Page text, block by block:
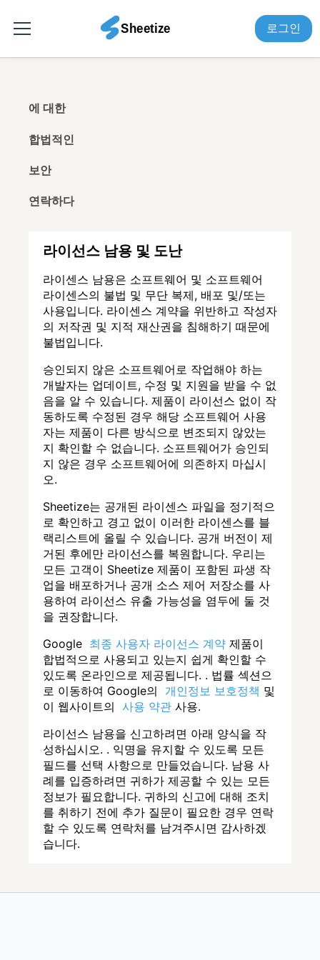
로그인
에 대한
합법적인
보안
연락하다
라이선스 남용 및 도난
라이센스 남용은 소프트웨어 및 소프트웨어
라이센스의 불법 및 무단 복제, 배포 및/또는
사용입니다. 라이센스 계약을 위반하고 작성자
의 저작권 및 지적 재산권을 침해하기 때문에
불법입니다.
승인되지 않은 소프트웨어로 작업해야 하는
개발자는 업데이트, 수정 및 지원을 받을 수 없
음을 알 수 있습니다. 제품이 라이선스 없이 작
동하도록 수정된 경우 해당 소프트웨어 사용
자는 제품이 다른 방식으로 변조되지 않았는
지 확인할 수 없습니다. 소프트웨어가 승인되
지 않은 경우 소프트웨어에 의존하지 마십시
오.
Sheetize는 공개된 라이센스 파일을 정기적으
로 확인하고 경고 없이 이러한 라이센스를 블
랙리스트에 올릴 수 있습니다. 공개 버전이 제
거된 후에만 라이선스를 복원합니다. 우리는
모든 고객이 Sheetize 제품이 포함된 파생 작
업을 배포하거나 공개 소스 제어 저장소를 사
용하여 라이선스 유출 가능성을 염두에 둘 것
을 권장합니다.
Google 최종 사용자 라이선스 계약 제품이
합법적으로 사용되고 있는지 쉽게 확인할 수
있도록 온라인으로 제공됩니다. . 법률 섹션으
로 이동하여 Google의 개인정보 보호정책 및
이 웹사이트의 사용 약관 사용.
라이선스 남용을 신고하려면 아래 양식을 작
성하십시오. . 익명을 유지할 수 있도록 모든
필드를 선택 사항으로 만들었습니다. 남용 사
례를 입증하려면 귀하가 제공할 수 있는 모든
정보가 필요합니다. 귀하의 신고에 대해 조치
를 취하기 전에 추가 질문이 필요한 경우 연락
할 수 있도록 연락처를 남겨주시면 감사하겠
습니다.